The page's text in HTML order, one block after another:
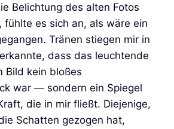
Belichtung des alten Fotos
fühlte es sich an, als wäre ein
Tränen stiegen mir in
dass das leuchtende
Bild kein bloßes
war — sondern ein Spiegel
die in mir fließt. Diejenige,
Schatten gezogen hat,